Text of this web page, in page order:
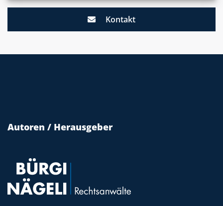
Kontakt
Autoren / Herausgeber